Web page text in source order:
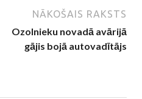
NĀKOŠAIS RAKSTS
Ozolnieku novadā avārijā
gājis bojā autovadītājs